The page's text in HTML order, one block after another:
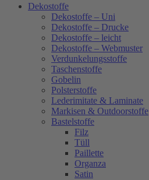
Dekostoffe
Dekostoffe – Uni
Dekostoffe – Drucke
Dekostoffe – leicht
Dekostoffe – Webmuster
Verdunkelungsstoffe
Taschenstoffe
Gobelin
Polsterstoffe
Lederimitate & Laminate
Markisen & Outdoorstoffe
Bastelstoffe
Filz
Tüll
Paillette
Organza
Satin